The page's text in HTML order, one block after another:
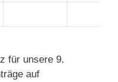
für unsere 9.
auf